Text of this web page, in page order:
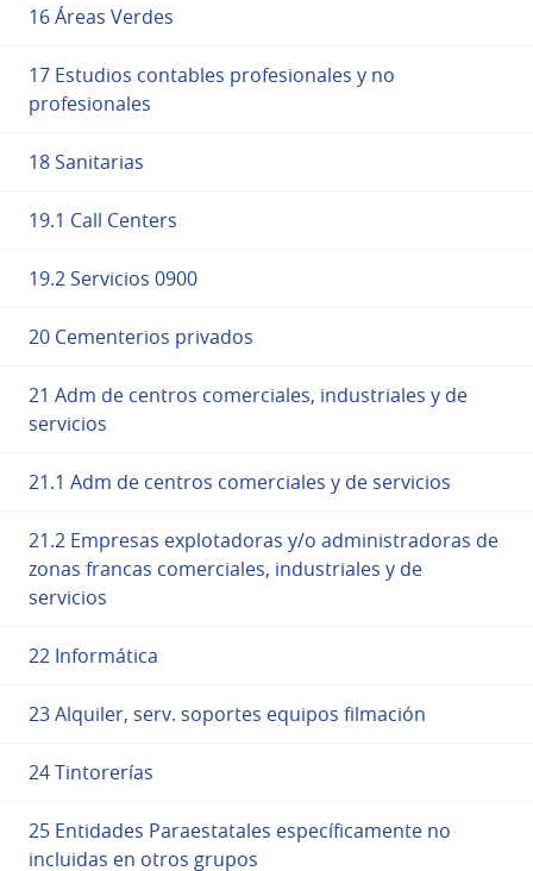
16 Áreas Verdes
17 Estudios contables profesionales y no
profesionales
18 Sanitarias
19.1 Call Centers
19.2 Servicios 0900
20 Cementerios privados
21 Adm de centros comerciales, industriales y de
servicios
21.1 Adm de centros comerciales y de servicios
21.2 Empresas explotadoras y/o administradoras de
zonas francas comerciales, industriales y de
servicios
22 Informática
23 Alquiler, serv. soportes equipos filmación
24 Tintorerías
25 Entidades Paraestatales específicamente no
incluidas en otros grupos